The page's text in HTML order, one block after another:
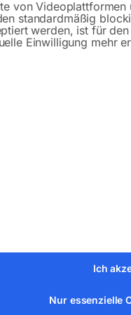
von
standardmäßig
werden, ist für
Einwilligung mehr
Ich
Nur essenzielle